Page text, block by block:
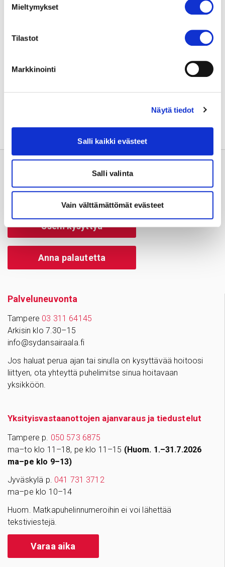
Mieltymykset
Tilastot
Markkinointi
Näytä tiedot
Salli kaikki evästeet
Salli valinta
Vain välttämättömät evästeet
Sydänsairaala, p. 050 555 7740,
Vaikuttavuusseura ry:n tiedote: Vuoden
Usein kysyttyä
Anna palautetta
Palve­lu­neu­vonta
Tampere 03 311 64145
Arkisin klo 7.30–15
info@sydansairaala.fi
Jos haluat perua ajan tai sinulla on kysyttävää hoitoosi
liittyen, ota yhteyttä puhelimitse sinua hoitavaan
yksikköön.
Yksityisvastaanottojen ajanvaraus ja tiedustelut
Tampere p. 050 573 6875
ma–to klo 11–18, pe klo 11–15 (Huom. 1.–31.7.2026
ma–pe klo 9–13)
Jyväskylä p. 041 731 3712
ma–pe klo 10–14
Huom. Matkapuhelinnumeroihin ei voi lähettää
tekstiviestejä.
Varaa aika